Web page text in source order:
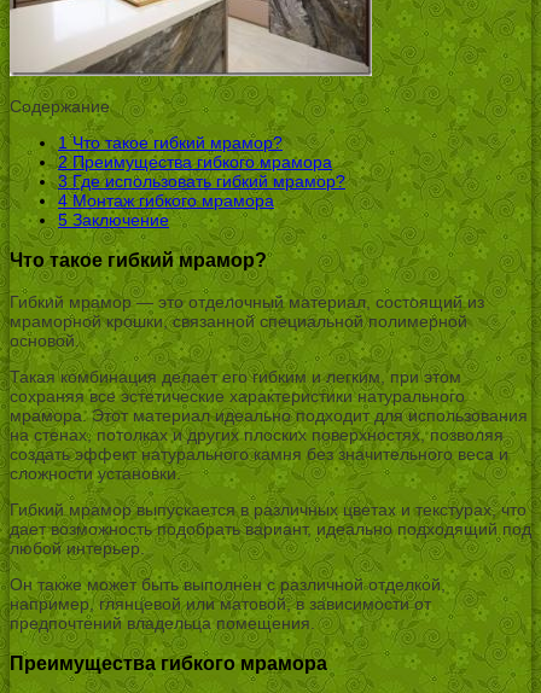
Содержание
1Что такое гибкий мрамор?
2Преимущества гибкого мрамора
3Где использовать гибкий мрамор?
4Монтаж гибкого мрамора
5 Заключение
Что такое гибкий мрамор?
Гибкий мрамор — это отделочный материал, состоящий из
мраморной крошки, связанной специальной полимерной
основой.
Такая комбинация делает его гибким и легким, при этом
сохраняя все эстетические характеристики натурального
мрамора. Этот материал идеально подходит для использования
на стенах, потолках и других плоских поверхностях, позволяя
создать эффект натурального камня без значительного веса и
сложности установки.
Гибкий мрамор выпускается в различных цветах и текстурах, что
дает возможность подобрать вариант, идеально подходящий под
любой интерьер.
Он также может быть выполнен с различной отделкой,
например, глянцевой или матовой, в зависимости от
предпочтений владельца помещения.
Преимущества гибкого мрамора